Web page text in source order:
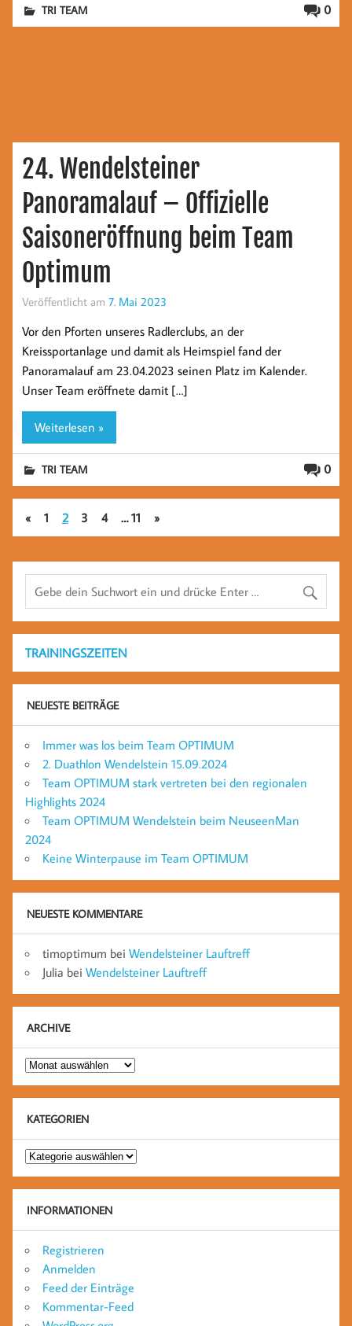
0
TRI TEAM
24. Wendelsteiner
Panoramalauf – Offizielle
Saisoneröffnung beim Team
Optimum
Veröffentlicht am 7. Mai 2023
Vor den Pforten unseres Radlerclubs, an der
Kreissportanlage und damit als Heimspiel fand der
Panoramalauf am 23.04.2023 seinen Platz im Kalender.
Unser Team eröffnete damit […]
Weiterlesen »
0
TRI TEAM
« 1 2 3 4 … 11 »
TRAININGSZEITEN
NEUESTE BEITRÄGE
Immer was los beim Team OPTIMUM
2. Duathlon Wendelstein 15.09.2024
Team OPTIMUM stark vertreten bei den regionalen
Highlights 2024
Team OPTIMUM Wendelstein beim NeuseenMan
2024
Keine Winterpause im Team OPTIMUM
NEUESTE KOMMENTARE
timoptimum bei Wendelsteiner Lauftreff
Julia bei Wendelsteiner Lauftreff
ARCHIVE
Archive
KATEGORIEN
Kategorien
INFORMATIONEN
Registrieren
Anmelden
Feed der Einträge
Kommentar-Feed